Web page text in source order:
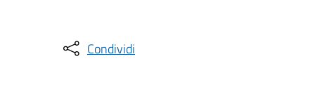
Condividi